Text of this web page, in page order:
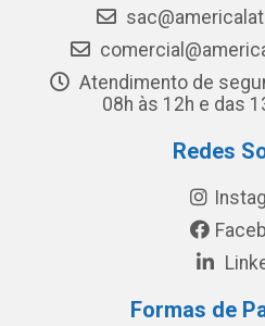
Atendimento de
08h às 12h e das
Redes
Formas de